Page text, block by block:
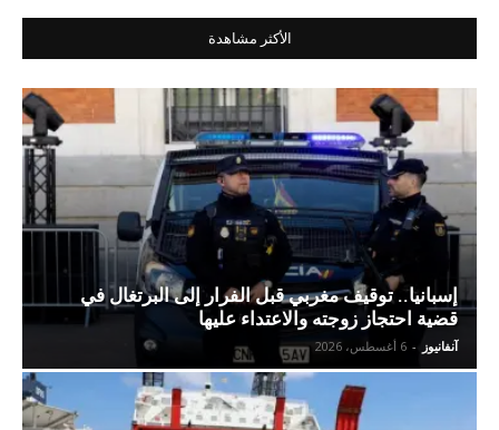
الأكثر مشاهدة
إسبانيا.. توقيف مغربي قبل الفرار إلى البرتغال في
قضية احتجاز زوجته والاعتداء عليها
آنفانيوز - 6 أغسطس، 2026